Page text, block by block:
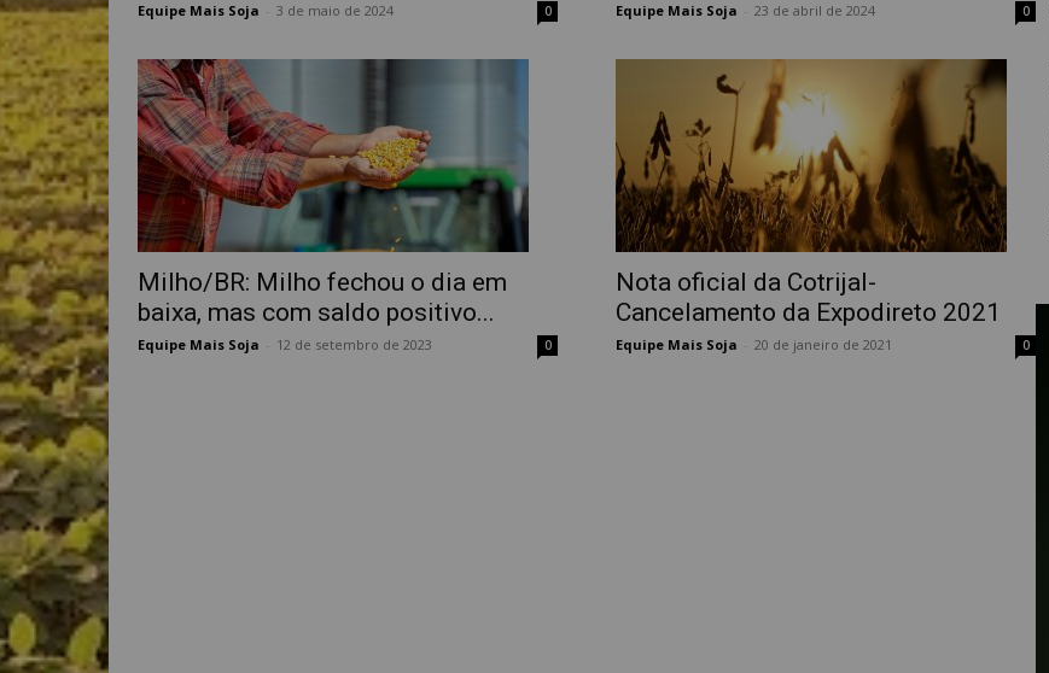
Equipe Mais Soja 3 de maio de 2024 0 Equipe Mais Soja 23 de abril de 2024 0
Milho/BR: Milho fechou o dia em
baixa, mas com saldo positivo...
Equipe Mais Soja 12 de setembro de 2023 0
Nota oficial da Cotrijal-
Cancelamento da Expodireto 2021
Equipe Mais Soja 20 de janeiro de 2021 0